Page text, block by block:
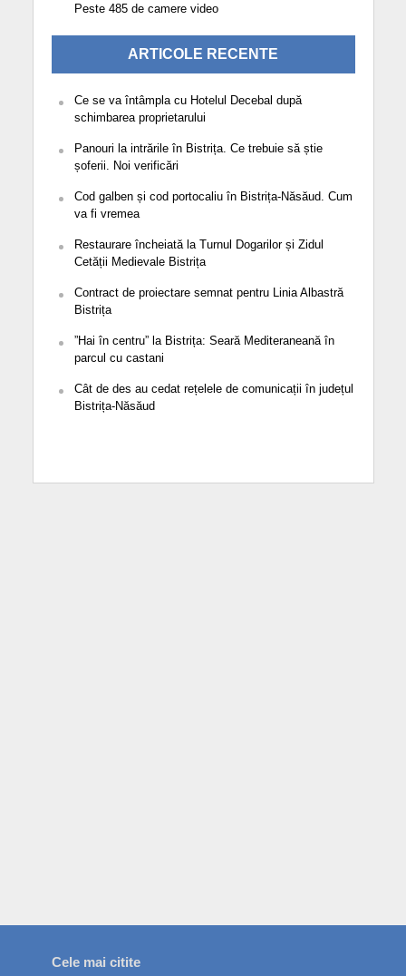
Peste 485 de camere video
ARTICOLE RECENTE
Ce se va întâmpla cu Hotelul Decebal după
schimbarea proprietarului
Panouri la intrările în Bistrița. Ce trebuie să știe
șoferii. Noi verificări
Cod galben și cod portocaliu în Bistrița-Năsăud. Cum
va fi vremea
Restaurare încheiată la Turnul Dogarilor și Zidul
Cetății Medievale Bistrița
Contract de proiectare semnat pentru Linia Albastră
Bistrița
”Hai în centru” la Bistrița: Seară Mediteraneană în
parcul cu castani
Cât de des au cedat rețelele de comunicații în județul
Bistrița-Năsăud
Cele mai citite